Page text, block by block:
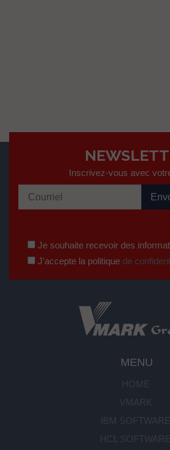
Inscrivez-vous avec
Je souhaite recevoir des
J'accepte la politique de
MENU
HOME
VMARK
IBM SOFTWARE
HCL SOFTWARE